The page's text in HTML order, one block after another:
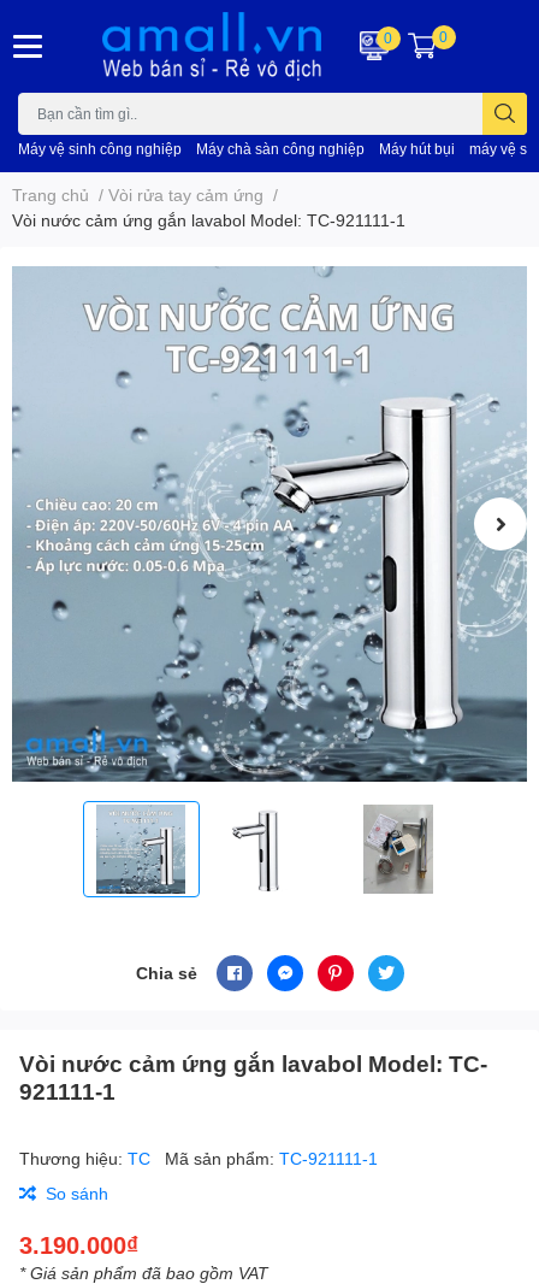
Máy vệ sinh công nghiệp Máy chà sàn công nghiệp Máy hút bụi máy vệ
0 0
Trang chủ / Vòi rửa tay cảm ứng /
Vòi nước cảm ứng gắn lavabol Model: TC-921111-1
Chia sẻ
Vòi nước cảm ứng gắn lavabol Model: TC-
921111-1
Thương hiệu: TC Mã sản phẩm: TC-921111-1
So sánh
3.190.000₫
* Giá sản phẩm đã bao gồm VAT